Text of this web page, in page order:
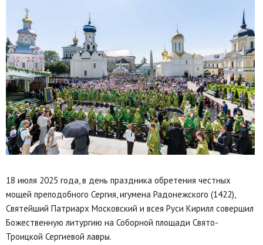
18 июля 2025 года, в день праздника обретения честных
мощей преподобного Сергия, игумена Радонежского (1422),
Святейший Патриарх Московский и всея Руси Кирилл совершил
Божественную литургию на Соборной площади Свято-
Троицкой Сергиевой лавры.